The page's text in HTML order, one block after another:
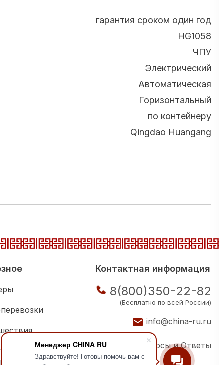
Менеджер CHINA RU
Здравствуйте! Готовы помочь вам с
гарантия сроком один год
HG1058
ЧПУ
Электрический
Автоматическая
Горизонтальный
по контейнеру
Qingdao Huangang
школа
Контактная информация
8(800)350-22-82
(Бесплатно по всей России)
info@china-ru.ru
Вопросы и Ответы